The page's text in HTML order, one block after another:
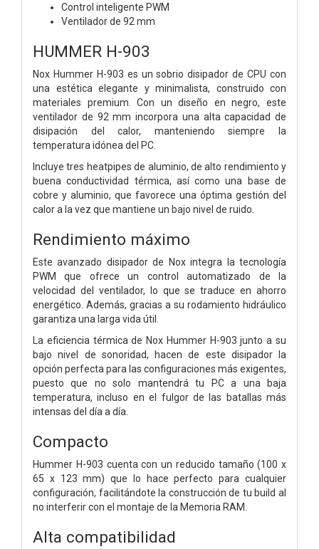
Control inteligente PWM
Ventilador de 92 mm
HUMMER H-903
Nox Hummer H-903 es un sobrio disipador de CPU con
una estética elegante y minimalista, construido con
materiales premium. Con un diseño en negro, este
ventilador de 92 mm incorpora una alta capacidad de
disipación del calor, manteniendo siempre la
temperatura idónea del PC.
Incluye tres heatpipes de aluminio, de alto rendimiento y
buena conductividad térmica, así como una base de
cobre y aluminio, que favorece una óptima gestión del
calor a la vez que mantiene un bajo nivel de ruido.
Rendimiento máximo
Este avanzado disipador de Nox integra la tecnología
PWM que ofrece un control automatizado de la
velocidad del ventilador, lo que se traduce en ahorro
energético. Además, gracias a su rodamiento hidráulico
garantiza una larga vida útil.
La eficiencia térmica de Nox Hummer H-903 junto a su
bajo nivel de sonoridad, hacen de este disipador la
opción perfecta para las configuraciones más exigentes,
puesto que no solo mantendrá tu PC a una baja
temperatura, incluso en el fulgor de las batallas más
intensas del día a día.
Compacto
Hummer H-903 cuenta con un reducido tamaño (100 x
65 x 123 mm) que lo hace perfecto para cualquier
configuración, facilitándote la construcción de tu build al
no interferir con el montaje de la Memoria RAM.
Alta compatibilidad